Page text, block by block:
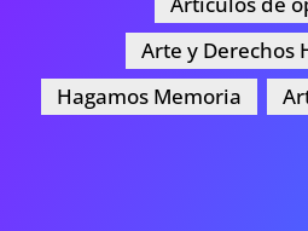
Arte y Derechos
Hagamos Memoria